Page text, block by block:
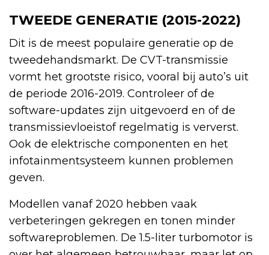
TWEEDE GENERATIE (2015-2022)
Dit is de meest populaire generatie op de
tweedehandsmarkt. De CVT-transmissie
vormt het grootste risico, vooral bij auto’s uit
de periode 2016-2019. Controleer of de
software-updates zijn uitgevoerd en of de
transmissievloeistof regelmatig is ververst.
Ook de elektrische componenten en het
infotainmentsysteem kunnen problemen
geven.
Modellen vanaf 2020 hebben vaak
verbeteringen gekregen en tonen minder
softwareproblemen. De 1.5-liter turbomotor is